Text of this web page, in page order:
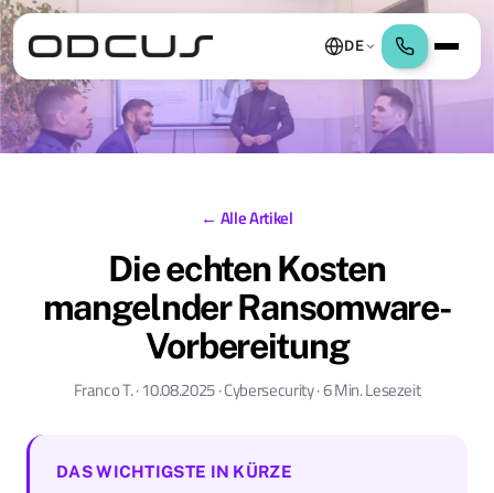
DE
← Alle Artikel
Die echten Kosten
mangelnder Ransomware-
Vorbereitung
Franco T. · 10.08.2025 · Cybersecurity · 6 Min. Lesezeit
DAS WICHTIGSTE IN KÜRZE